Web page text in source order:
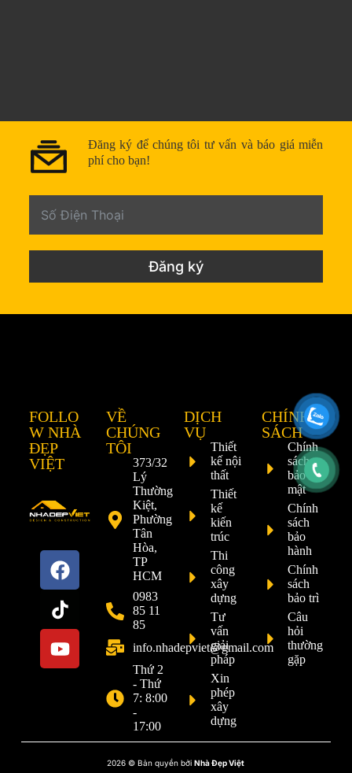
Đăng ký để chúng tôi tư vấn và báo giá miễn
phí cho bạn!
Đăng ký
FOLLO
W NHÀ
ĐẸP
VIỆT
VỀ
CHÚNG
TÔI
373/32
Lý
Thường
Kiệt,
Phường
Tân
Hòa,
TP
HCM
0983
85 11
85
info.nhadepviet@gmail.com
Thứ 2
- Thứ
7: 8:00
-
17:00
DỊCH
VỤ
Thiết
kế nội
thất
Thiết
kế
kiến
trúc
Thi
công
xây
dựng
Tư
vấn
giải
pháp
Xin
phép
xây
dựng
CHÍNH
SÁCH
Chính
sách
bảo
mật
Chính
sách
bảo
hành
Chính
sách
bảo trì
Câu
hỏi
thường
gặp
2026 © Bản quyền bởiNhà Đẹp Việt